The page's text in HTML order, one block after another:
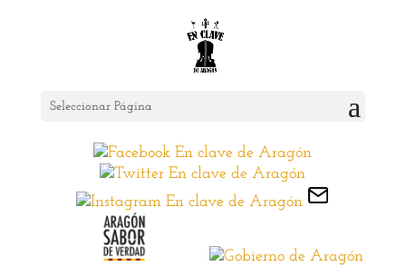
Seleccionar Página